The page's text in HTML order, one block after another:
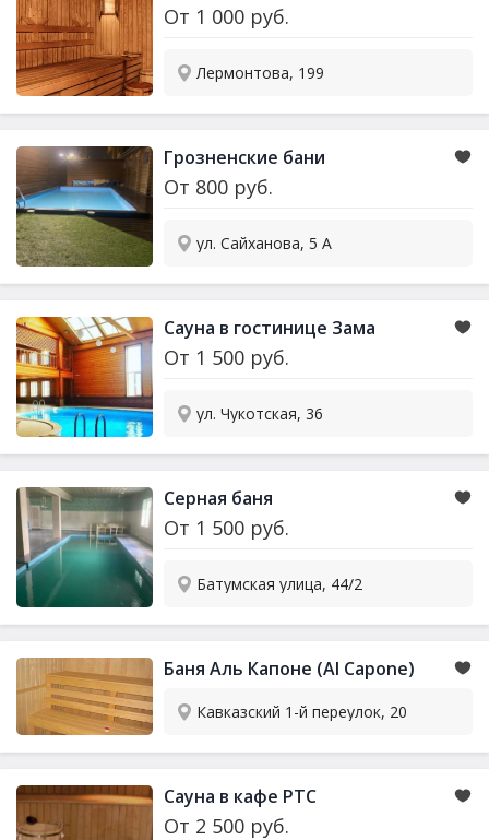
От 1 000 руб.
Лермонтова, 199
Грозненские бани
От 800 руб.
ул. Сайханова, 5 А
Сауна в гостинице Зама
От 1 500 руб.
ул. Чукотская, 36
Серная баня
От 1 500 руб.
Батумская улица, 44/2
Баня Аль Капоне (Al Capone)
​Кавказский 1-й переулок, 20​
Сауна в кафе РТС
От 2 500 руб.